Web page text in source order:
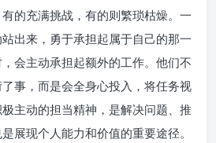
的充满挑战，有的则繁琐枯燥。一
出来，勇于承担起属于自己的那一
会主动承担起额外的工作。他们不
事，而是会全身心投入，将任务视
主动的担当精神，是解决问题、推
展现个人能力和价值的重要途径。